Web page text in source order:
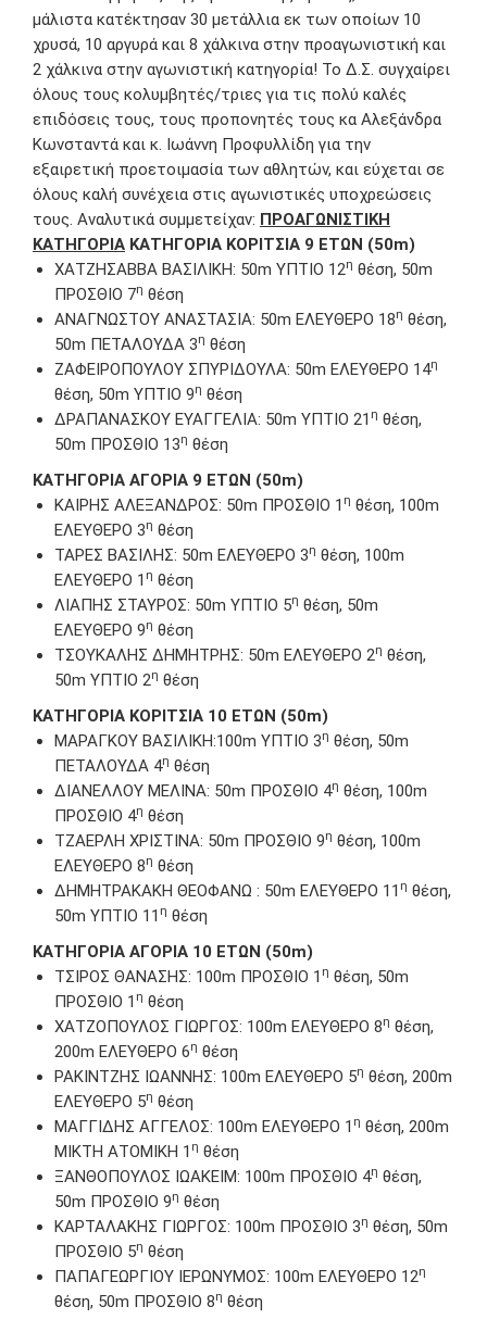
μάλιστα κατέκτησαν 30 μετάλλια εκ των οποίων 10
χρυσά, 10 αργυρά και 8 χάλκινα στην προαγωνιστική και
2 χάλκινα στην αγωνιστική κατηγορία! Το Δ.Σ. συγχαίρει
όλους τους κολυμβητές/τριες για τις πολύ καλές
επιδόσεις τους, τους προπονητές τους κα Αλεξάνδρα
Κωνσταντά και κ. Ιωάννη Προφυλλίδη για την
εξαιρετική προετοιμασία των αθλητών, και εύχεται σε
όλους καλή συνέχεια στις αγωνιστικές υποχρεώσεις
τους. Αναλυτικά συμμετείχαν: ΠΡΟΑΓΩΝΙΣΤΙΚΗ
ΚΑΤΗΓΟΡΙΑ ΚΑΤΗΓΟΡΙΑ ΚΟΡΙΤΣΙΑ 9 ΕΤΩΝ (50m)
ΧΑΤΖΗΣΑΒΒΑ ΒΑΣΙΛΙΚΗ: 50m ΥΠΤΙΟ 12η θέση, 50m
ΠΡΟΣΘΙΟ 7η θέση
ΑΝΑΓΝΩΣΤΟΥ ΑΝΑΣΤΑΣΙΑ: 50m EΛΕΥΘΕΡΟ 18η θέση,
50m ΠΕΤΑΛΟΥΔΑ 3η θέση
ΖΑΦΕΙΡΟΠΟΥΛΟΥ ΣΠΥΡΙΔΟΥΛΑ: 50m EΛΕΥΘΕΡΟ 14η
θέση, 50m ΥΠΤΙΟ 9η θέση
ΔΡΑΠΑΝΑΣΚΟΥ ΕΥΑΓΓΕΛΙΑ: 50m ΥΠΤΙΟ 21 η θέση,
50m ΠΡΟΣΘΙΟ 13η θέση
ΚΑΤΗΓΟΡΙΑ ΑΓΟΡΙΑ 9 ΕΤΩΝ (50m)
ΚΑΙΡΗΣ ΑΛΕΞΑΝΔΡΟΣ: 50m ΠΡΟΣΘΙΟ 1 η θέση, 100m
ΕΛΕΥΘΕΡΟ 3η θέση
ΤΑΡΕΣ ΒΑΣΙΛΗΣ: 50m EΛΕΥΘΕΡΟ 3η θέση, 100m
ΕΛΕΥΘΕΡΟ 1 η θέση
ΛΙΑΠΗΣ ΣΤΑΥΡΟΣ: 50m ΥΠΤΙΟ 5η θέση, 50m
ΕΛΕΥΘΕΡΟ 9η θέση
ΤΣΟΥΚΑΛΗΣ ΔΗΜΗΤΡΗΣ: 50m ΕΛΕΥΘΕΡΟ 2η θέση,
50m ΥΠΤΙΟ 2η θέση
ΚΑΤΗΓΟΡΙΑ ΚΟΡΙΤΣΙΑ 10 ΕΤΩΝ (50m)
ΜΑΡΑΓΚΟΥ ΒΑΣΙΛΙΚΗ:100m ΥΠΤΙΟ 3η θέση, 50m
ΠΕΤΑΛΟΥΔΑ 4η θέση
ΔΙΑΝΕΛΛΟΥ ΜΕΛΙΝΑ: 50m ΠΡΟΣΘΙΟ 4η θέση, 100m
ΠΡΟΣΘΙΟ 4η θέση
ΤΖΑΕΡΛΗ ΧΡΙΣΤΙΝΑ: 50m ΠΡΟΣΘΙΟ 9η θέση, 100m
ΕΛΕΥΘΕΡΟ 8η θέση
ΔΗΜΗΤΡΑΚΑΚΗ ΘΕΟΦΑΝΩ : 50m EΛΕΥΘΕΡΟ 11 η θέση,
50m ΥΠΤΙΟ 11 η θέση
ΚΑΤΗΓΟΡΙΑ ΑΓΟΡΙΑ 10 ΕΤΩΝ (50m)
ΤΣΙΡΟΣ ΘΑΝΑΣΗΣ: 100m ΠΡΟΣΘΙΟ 1 η θέση, 50m
ΠΡΟΣΘΙΟ 1 η θέση
ΧΑΤΖΟΠΟΥΛΟΣ ΓΙΩΡΓΟΣ: 100m ΕΛΕΥΘΕΡΟ 8η θέση,
200m ΕΛΕΥΘΕΡΟ 6η θέση
ΡΑΚΙΝΤΖΗΣ ΙΩΑΝΝΗΣ: 100m ΕΛΕΥΘΕΡΟ 5η θέση, 200m
ΕΛΕΥΘΕΡΟ 5η θέση
ΜΑΓΓΙΔΗΣ ΑΓΓΕΛΟΣ: 100m ΕΛΕΥΘΕΡΟ 1 η θέση, 200m
ΜΙΚΤΗ ΑΤΟΜΙΚΗ 1 η θέση
ΞΑΝΘΟΠΟΥΛΟΣ ΙΩΑΚΕΙΜ: 100m ΠΡΟΣΘΙΟ 4η θέση,
50m ΠΡΟΣΘΙΟ 9η θέση
ΚΑΡΤΑΛΑΚΗΣ ΓΙΩΡΓΟΣ: 100m ΠΡΟΣΘΙΟ 3η θέση, 50m
ΠΡΟΣΘΙΟ 5η θέση
ΠΑΠΑΓΕΩΡΓΙΟΥ ΙΕΡΩΝΥΜΟΣ: 100m ΕΛΕΥΘΕΡΟ 12η
θέση, 50m ΠΡΟΣΘΙΟ 8η θέση